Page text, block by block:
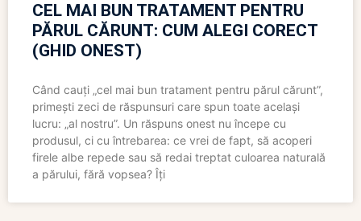
CEL MAI BUN TRATAMENT PENTRU
PĂRUL CĂRUNT: CUM ALEGI CORECT
(GHID ONEST)
Când cauți „cel mai bun tratament pentru părul cărunt”,
primești zeci de răspunsuri care spun toate același
lucru: „al nostru”. Un răspuns onest nu începe cu
produsul, ci cu întrebarea: ce vrei de fapt, să acoperi
firele albe repede sau să redai treptat culoarea naturală
a părului, fără vopsea? Îți